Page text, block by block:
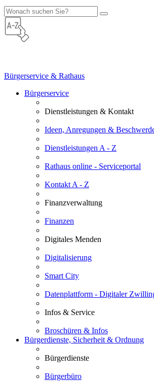
Bürgerservice & Rathaus
Bürgerservice
Dienstleistungen & Kontakt
Ideen, Anregungen &
Dienstleistungen A - Z
Rathaus online - Serviceportal
Kontakt A - Z
Finanzverwaltung
Finanzen
Digitales Menden
Digitalisierung
Smart City
Datenplattform - Digitaler
Infos & Service
Broschüren & Infos
Bürgerdienste, Sicherheit & Ordnung
Bürgerdienste
Bürgerbüro